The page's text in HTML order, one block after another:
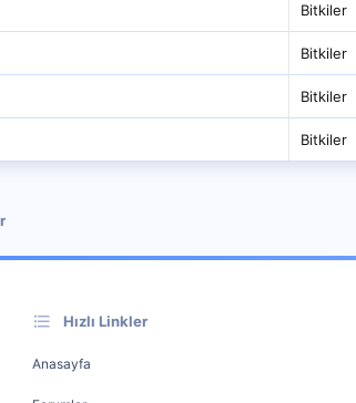
Bitkiler
Bitkiler
Bitkiler
Bitkiler
Hızlı Linkler
Anasayfa